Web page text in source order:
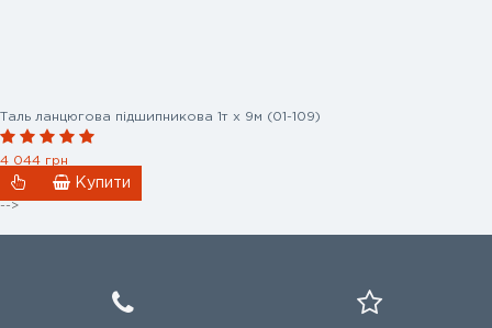
Таль ланцюгова підшипникова 1т х 9м (01-109)
4 044 грн
Купити
-->